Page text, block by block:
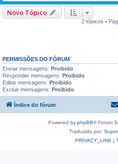
Novo Tópico
2 tópicos •
PERMISSÕES DO FÓRUM
Enviar mensagens: Proibido
Responder mensagens: Proibido
Editar mensagens: Proibido
Excluir mensagens: Proibido
Índice do fórum
Powered by phpBB® Forum
Traduzido por:
PRIVACY_LINK |